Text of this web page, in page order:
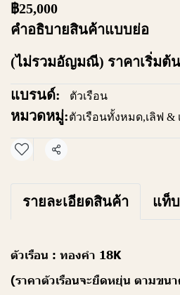
฿25,000
คำอธิบายสินค้าแบบย่อ
(ไม่รวมอัญมณี) ราคาเริ่มต้น
แบรนด์: ตัวเรือน
หมวดหมู่:ตัวเรือนทั้งหมด,เลิฟ &
แชร์
รายละเอียดสินค้า แท็
ตัวเรือน : ทองคำ 18K
(ราคาตัวเรือนจะยืดหยุ่น ตามข